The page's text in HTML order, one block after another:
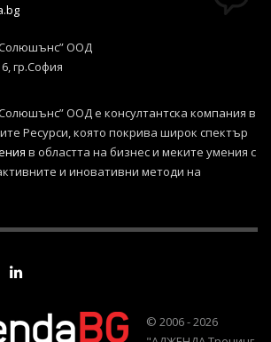
ООД
гр.София
ООД е консултантска компания в
Ресурси, която покрива широк спектър
в областта на бизнес и меките умения с
и иновативни методи на
© 2006 - 2026